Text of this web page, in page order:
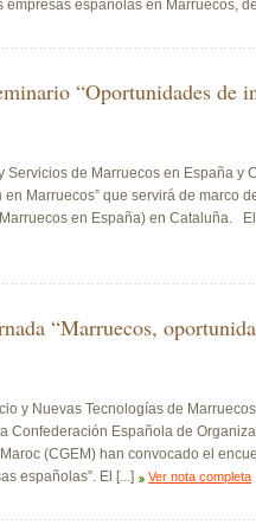
españolas en Marruecos, de
“Oportunidades de
de Marruecos en España y
Marruecos” que servirá de marco
en España) en Cataluña.
“Marruecos,
y Nuevas Tecnologías de
Confederación Española de
(CGEM) han convocado el
españolas”. El [...]
Ver nota completa